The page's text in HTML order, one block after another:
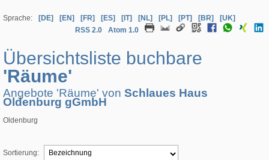
Sprache: [DE] [EN] [FR] [ES] [IT] [NL] [PL] [PT] [BR]
[UK]
RSS 2.0
Atom 1.0
Übersichtsliste buchbare
'Räume'
Angebote 'Räume' von Schlaues Haus
Oldenburg gGmbH
Oldenburg
Sortierung: